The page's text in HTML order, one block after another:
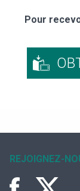
Pour
REJOIGNEZ-